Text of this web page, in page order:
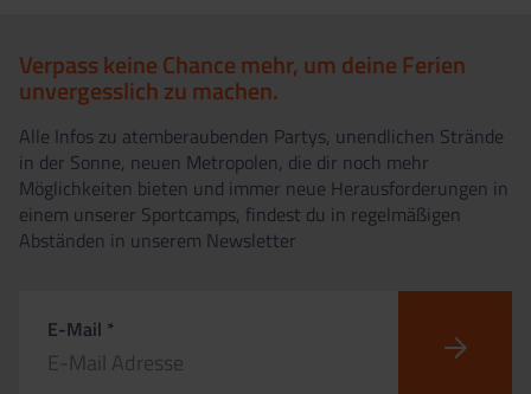
Verpass keine Chance mehr, um deine Ferien
unvergesslich zu machen.
Alle Infos zu atemberaubenden Partys, unendlichen Strände
in der Sonne, neuen Metropolen, die dir noch mehr
Möglichkeiten bieten und immer neue Herausforderungen in
einem unserer Sportcamps, findest du in regelmäßigen
Abständen in unserem Newsletter
E-Mail *